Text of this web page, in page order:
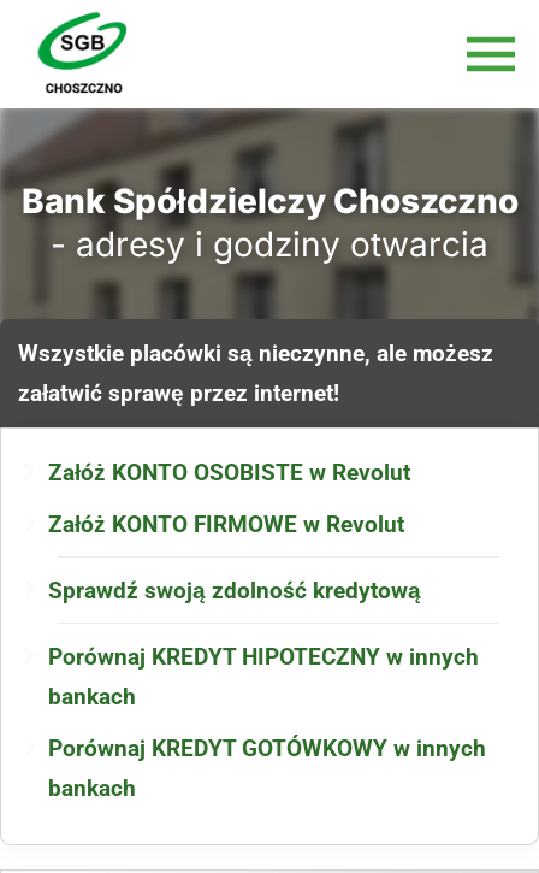
Bank Spółdzielczy Choszczno
- adresy i godziny otwarcia
Wszystkie placówki są nieczynne, ale możesz
załatwić sprawę przez internet!
Załóż KONTO OSOBISTE w Revolut
Załóż KONTO FIRMOWE w Revolut
Sprawdź swoją zdolność kredytową
Porównaj KREDYT HIPOTECZNY w innych
bankach
Porównaj KREDYT GOTÓWKOWY w innych
bankach